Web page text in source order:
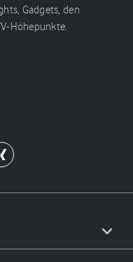
Gadgets, den
Höhepunkte.